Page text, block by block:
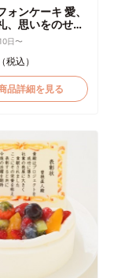
ンケーキ 愛、
、思いをのせて
日〜
（税込）
詳細を見る